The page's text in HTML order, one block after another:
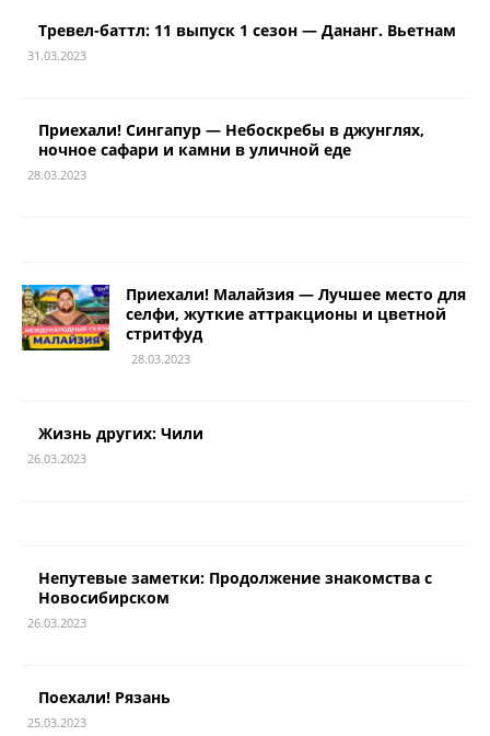
Тревел-баттл: 11 выпуск 1 сезон — Дананг. Вьетнам
31.03.2023
Приехали! Сингапур — Небоскребы в джунглях,
ночное сафари и камни в уличной еде
28.03.2023
Приехали! Малайзия — Лучшее место для
селфи, жуткие аттракционы и цветной
стритфуд
28.03.2023
Жизнь других: Чили
26.03.2023
Непутевые заметки: Продолжение знакомства с
Новосибирском
26.03.2023
Поехали! Рязань
25.03.2023